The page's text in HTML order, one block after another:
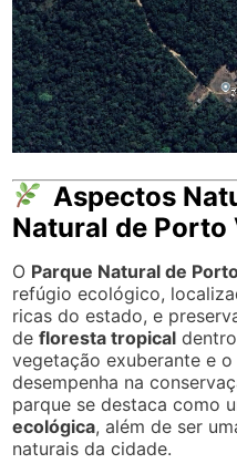
Aspectos
Natural de Porto
O Parque Natural de
refúgio ecológico,
ricas do estado, e
defloresta tropical
vegetação exuberante e
desempenha na
parque se destaca como
ecológica, além de ser
naturais da cidade.